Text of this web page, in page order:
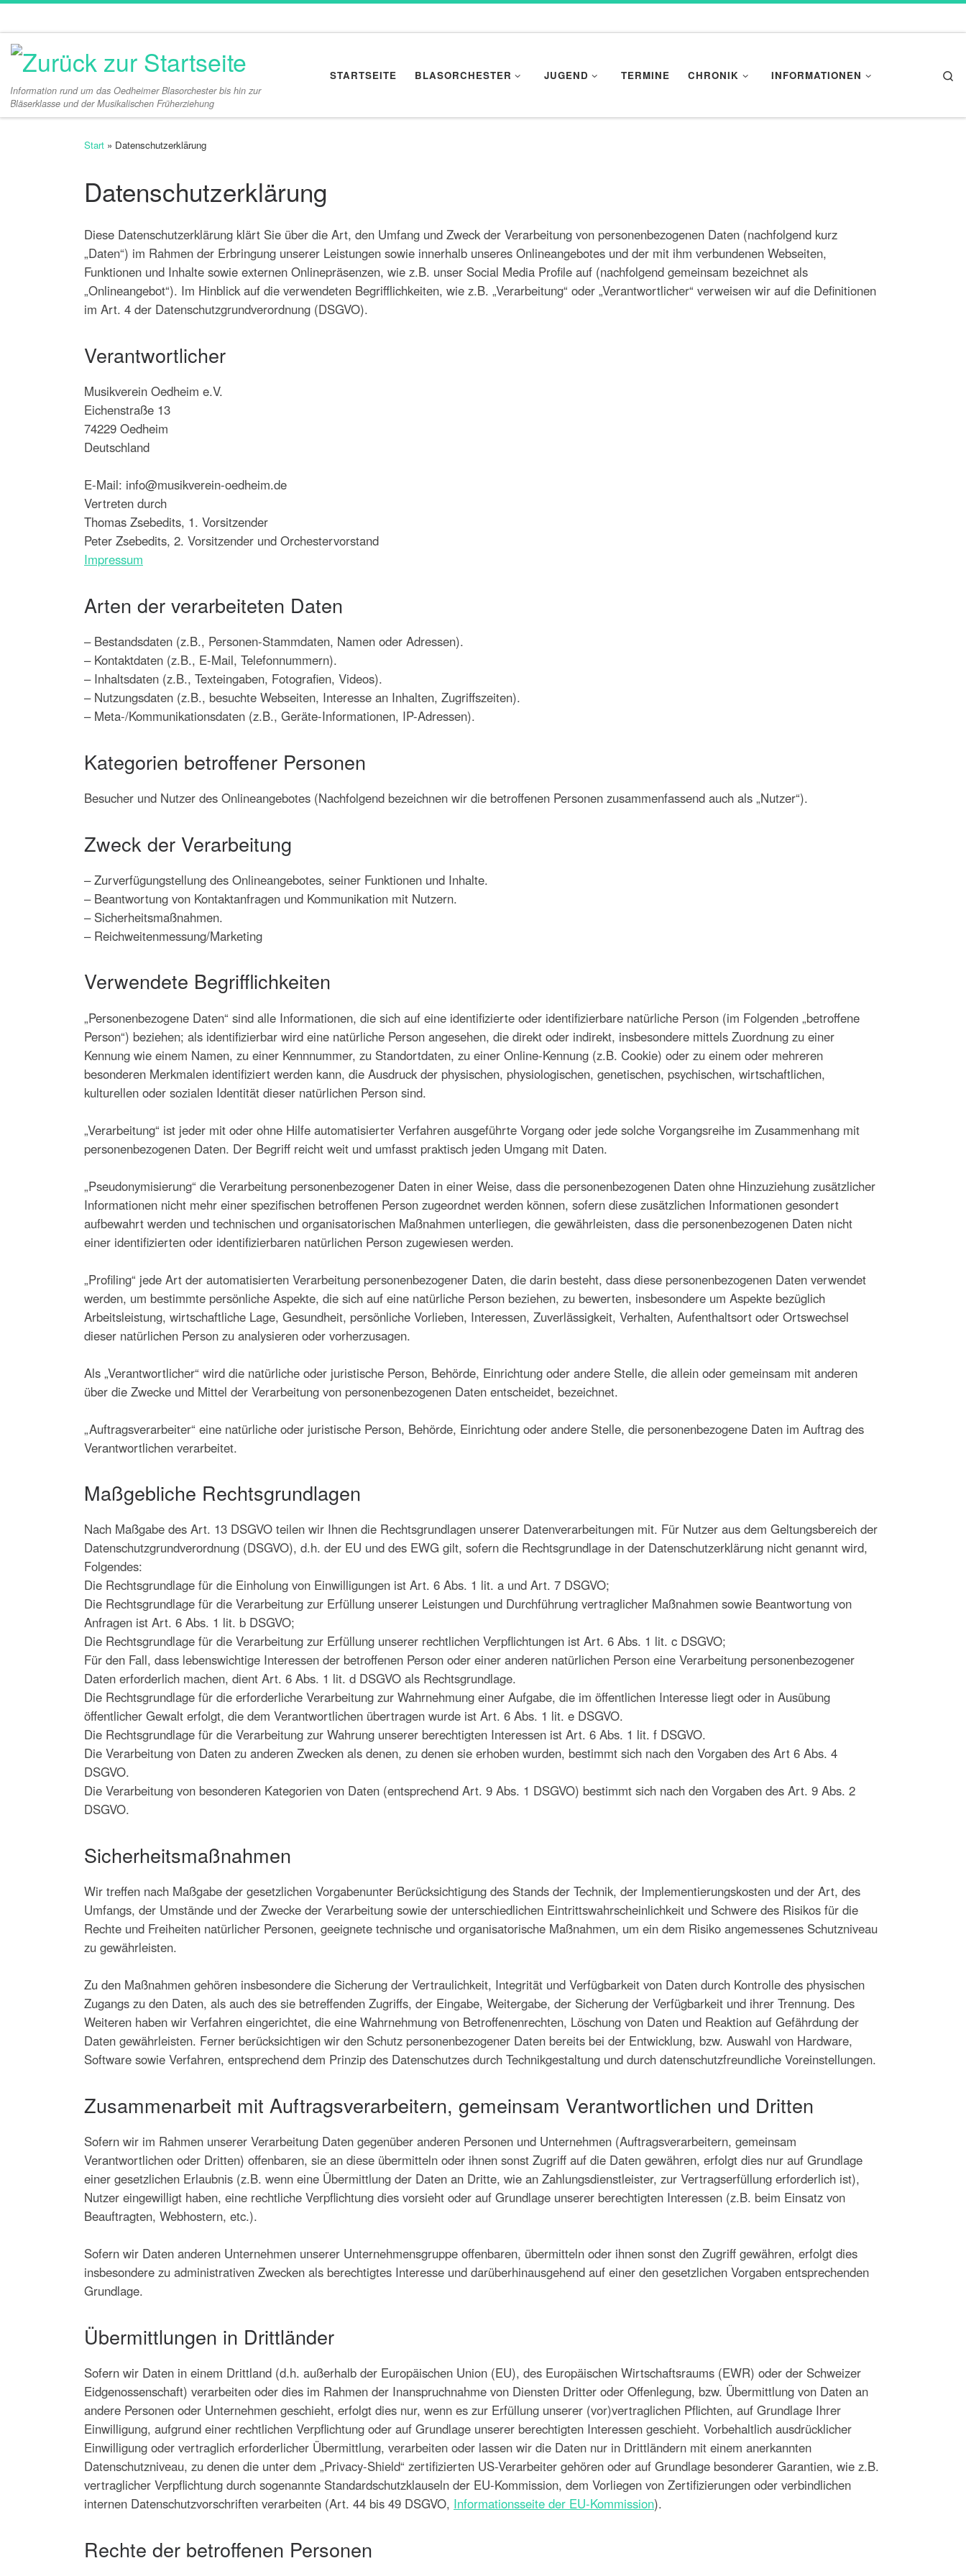
Information rund um das Oedheimer Blasorchester bis hin zur
Bläserklasse und der Musikalischen Früherziehung
STARTSEITE BLASORCHESTER JUGEND TERMINE CHRONIK INFORMATIONEN
Start » Datenschutzerklärung
Datenschutzerklärung
Diese Datenschutzerklärung klärt Sie über die Art, den Umfang und Zweck der Verarbeitung von personenbezogenen Daten (nachfolgend kurz
„Daten“) im Rahmen der Erbringung unserer Leistungen sowie innerhalb unseres Onlineangebotes und der mit ihm verbundenen Webseiten,
Funktionen und Inhalte sowie externen Onlinepräsenzen, wie z.B. unser Social Media Profile auf (nachfolgend gemeinsam bezeichnet als
„Onlineangebot“). Im Hinblick auf die verwendeten Begrifflichkeiten, wie z.B. „Verarbeitung“ oder „Verantwortlicher“ verweisen wir auf die Definitionen
im Art. 4 der Datenschutzgrundverordnung (DSGVO).
Verantwortlicher
Musikverein Oedheim e.V.
Eichenstraße 13
74229 Oedheim
Deutschland
E-Mail: info@musikverein-oedheim.de
Vertreten durch
Thomas Zsebedits, 1. Vorsitzender
Peter Zsebedits, 2. Vorsitzender und Orchestervorstand
Impressum
Arten der verarbeiteten Daten
– Bestandsdaten (z.B., Personen-Stammdaten, Namen oder Adressen).
– Kontaktdaten (z.B., E-Mail, Telefonnummern).
– Inhaltsdaten (z.B., Texteingaben, Fotografien, Videos).
– Nutzungsdaten (z.B., besuchte Webseiten, Interesse an Inhalten, Zugriffszeiten).
– Meta-/Kommunikationsdaten (z.B., Geräte-Informationen, IP-Adressen).
Kategorien betroffener Personen
Besucher und Nutzer des Onlineangebotes (Nachfolgend bezeichnen wir die betroffenen Personen zusammenfassend auch als „Nutzer“).
Zweck der Verarbeitung
– Zurverfügungstellung des Onlineangebotes, seiner Funktionen und Inhalte.
– Beantwortung von Kontaktanfragen und Kommunikation mit Nutzern.
– Sicherheitsmaßnahmen.
– Reichweitenmessung/Marketing
Verwendete Begrifflichkeiten
„Personenbezogene Daten“ sind alle Informationen, die sich auf eine identifizierte oder identifizierbare natürliche Person (im Folgenden „betroffene
Person“) beziehen; als identifizierbar wird eine natürliche Person angesehen, die direkt oder indirekt, insbesondere mittels Zuordnung zu einer
Kennung wie einem Namen, zu einer Kennnummer, zu Standortdaten, zu einer Online-Kennung (z.B. Cookie) oder zu einem oder mehreren
besonderen Merkmalen identifiziert werden kann, die Ausdruck der physischen, physiologischen, genetischen, psychischen, wirtschaftlichen,
kulturellen oder sozialen Identität dieser natürlichen Person sind.
„Verarbeitung“ ist jeder mit oder ohne Hilfe automatisierter Verfahren ausgeführte Vorgang oder jede solche Vorgangsreihe im Zusammenhang mit
personenbezogenen Daten. Der Begriff reicht weit und umfasst praktisch jeden Umgang mit Daten.
„Pseudonymisierung“ die Verarbeitung personenbezogener Daten in einer Weise, dass die personenbezogenen Daten ohne Hinzuziehung zusätzlicher
Informationen nicht mehr einer spezifischen betroffenen Person zugeordnet werden können, sofern diese zusätzlichen Informationen gesondert
aufbewahrt werden und technischen und organisatorischen Maßnahmen unterliegen, die gewährleisten, dass die personenbezogenen Daten nicht
einer identifizierten oder identifizierbaren natürlichen Person zugewiesen werden.
„Profiling“ jede Art der automatisierten Verarbeitung personenbezogener Daten, die darin besteht, dass diese personenbezogenen Daten verwendet
werden, um bestimmte persönliche Aspekte, die sich auf eine natürliche Person beziehen, zu bewerten, insbesondere um Aspekte bezüglich
Arbeitsleistung, wirtschaftliche Lage, Gesundheit, persönliche Vorlieben, Interessen, Zuverlässigkeit, Verhalten, Aufenthaltsort oder Ortswechsel
dieser natürlichen Person zu analysieren oder vorherzusagen.
Als „Verantwortlicher“ wird die natürliche oder juristische Person, Behörde, Einrichtung oder andere Stelle, die allein oder gemeinsam mit anderen
über die Zwecke und Mittel der Verarbeitung von personenbezogenen Daten entscheidet, bezeichnet.
„Auftragsverarbeiter“ eine natürliche oder juristische Person, Behörde, Einrichtung oder andere Stelle, die personenbezogene Daten im Auftrag des
Verantwortlichen verarbeitet.
Maßgebliche Rechtsgrundlagen
Nach Maßgabe des Art. 13 DSGVO teilen wir Ihnen die Rechtsgrundlagen unserer Datenverarbeitungen mit. Für Nutzer aus dem Geltungsbereich der
Datenschutzgrundverordnung (DSGVO), d.h. der EU und des EWG gilt, sofern die Rechtsgrundlage in der Datenschutzerklärung nicht genannt wird,
Folgendes:
Die Rechtsgrundlage für die Einholung von Einwilligungen ist Art. 6 Abs. 1 lit. a und Art. 7 DSGVO;
Die Rechtsgrundlage für die Verarbeitung zur Erfüllung unserer Leistungen und Durchführung vertraglicher Maßnahmen sowie Beantwortung von
Anfragen ist Art. 6 Abs. 1 lit. b DSGVO;
Die Rechtsgrundlage für die Verarbeitung zur Erfüllung unserer rechtlichen Verpflichtungen ist Art. 6 Abs. 1 lit. c DSGVO;
Für den Fall, dass lebenswichtige Interessen der betroffenen Person oder einer anderen natürlichen Person eine Verarbeitung personenbezogener
Daten erforderlich machen, dient Art. 6 Abs. 1 lit. d DSGVO als Rechtsgrundlage.
Die Rechtsgrundlage für die erforderliche Verarbeitung zur Wahrnehmung einer Aufgabe, die im öffentlichen Interesse liegt oder in Ausübung
öffentlicher Gewalt erfolgt, die dem Verantwortlichen übertragen wurde ist Art. 6 Abs. 1 lit. e DSGVO.
Die Rechtsgrundlage für die Verarbeitung zur Wahrung unserer berechtigten Interessen ist Art. 6 Abs. 1 lit. f DSGVO.
Die Verarbeitung von Daten zu anderen Zwecken als denen, zu denen sie erhoben wurden, bestimmt sich nach den Vorgaben des Art 6 Abs. 4
DSGVO.
Die Verarbeitung von besonderen Kategorien von Daten (entsprechend Art. 9 Abs. 1 DSGVO) bestimmt sich nach den Vorgaben des Art. 9 Abs. 2
DSGVO.
Sicherheitsmaßnahmen
Wir treffen nach Maßgabe der gesetzlichen Vorgabenunter Berücksichtigung des Stands der Technik, der Implementierungskosten und der Art, des
Umfangs, der Umstände und der Zwecke der Verarbeitung sowie der unterschiedlichen Eintrittswahrscheinlichkeit und Schwere des Risikos für die
Rechte und Freiheiten natürlicher Personen, geeignete technische und organisatorische Maßnahmen, um ein dem Risiko angemessenes Schutzniveau
zu gewährleisten.
Zu den Maßnahmen gehören insbesondere die Sicherung der Vertraulichkeit, Integrität und Verfügbarkeit von Daten durch Kontrolle des physischen
Zugangs zu den Daten, als auch des sie betreffenden Zugriffs, der Eingabe, Weitergabe, der Sicherung der Verfügbarkeit und ihrer Trennung. Des
Weiteren haben wir Verfahren eingerichtet, die eine Wahrnehmung von Betroffenenrechten, Löschung von Daten und Reaktion auf Gefährdung der
Daten gewährleisten. Ferner berücksichtigen wir den Schutz personenbezogener Daten bereits bei der Entwicklung, bzw. Auswahl von Hardware,
Software sowie Verfahren, entsprechend dem Prinzip des Datenschutzes durch Technikgestaltung und durch datenschutzfreundliche Voreinstellungen.
Zusammenarbeit mit Auftragsverarbeitern, gemeinsam Verantwortlichen und Dritten
Sofern wir im Rahmen unserer Verarbeitung Daten gegenüber anderen Personen und Unternehmen (Auftragsverarbeitern, gemeinsam
Verantwortlichen oder Dritten) offenbaren, sie an diese übermitteln oder ihnen sonst Zugriff auf die Daten gewähren, erfolgt dies nur auf Grundlage
einer gesetzlichen Erlaubnis (z.B. wenn eine Übermittlung der Daten an Dritte, wie an Zahlungsdienstleister, zur Vertragserfüllung erforderlich ist),
Nutzer eingewilligt haben, eine rechtliche Verpflichtung dies vorsieht oder auf Grundlage unserer berechtigten Interessen (z.B. beim Einsatz von
Beauftragten, Webhostern, etc.).
Sofern wir Daten anderen Unternehmen unserer Unternehmensgruppe offenbaren, übermitteln oder ihnen sonst den Zugriff gewähren, erfolgt dies
insbesondere zu administrativen Zwecken als berechtigtes Interesse und darüberhinausgehend auf einer den gesetzlichen Vorgaben entsprechenden
Grundlage.
Übermittlungen in Drittländer
Sofern wir Daten in einem Drittland (d.h. außerhalb der Europäischen Union (EU), des Europäischen Wirtschaftsraums (EWR) oder der Schweizer
Eidgenossenschaft) verarbeiten oder dies im Rahmen der Inanspruchnahme von Diensten Dritter oder Offenlegung, bzw. Übermittlung von Daten an
andere Personen oder Unternehmen geschieht, erfolgt dies nur, wenn es zur Erfüllung unserer (vor)vertraglichen Pflichten, auf Grundlage Ihrer
Einwilligung, aufgrund einer rechtlichen Verpflichtung oder auf Grundlage unserer berechtigten Interessen geschieht. Vorbehaltlich ausdrücklicher
Einwilligung oder vertraglich erforderlicher Übermittlung, verarbeiten oder lassen wir die Daten nur in Drittländern mit einem anerkannten
Datenschutzniveau, zu denen die unter dem „Privacy-Shield“ zertifizierten US-Verarbeiter gehören oder auf Grundlage besonderer Garantien, wie z.B.
vertraglicher Verpflichtung durch sogenannte Standardschutzklauseln der EU-Kommission, dem Vorliegen von Zertifizierungen oder verbindlichen
internen Datenschutzvorschriften verarbeiten (Art. 44 bis 49 DSGVO, Informationsseite der EU-Kommission).
Rechte der betroffenen Personen